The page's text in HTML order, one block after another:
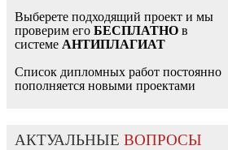
Выберете подходящий проект и мы
проверим его БЕСПЛАТНО в
системе АНТИПЛАГИАТ
Список дипломных работ постоянно
пополняется новыми проектами
АКТУАЛЬНЫЕ ВОПРОСЫ